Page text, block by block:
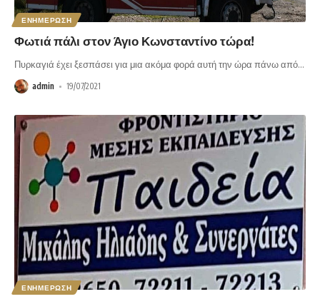
ΕΝΗΜΕΡΩΣΗ
Φωτιά πάλι στον Άγιο Κωνσταντίνο τώρα!
Πυρκαγιά έχει ξεσπάσει για μια ακόμα φορά αυτή την ώρα πάνω από…
admin 19/07/2021
ΕΝΗΜΕΡΩΣΗ